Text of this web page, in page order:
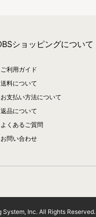
ショッピングについて
ご利用ガイド
送料について
お支払い方法について
返品について
よくあるご質問
お問い合わせ
System, Inc. All Rights Reserved.